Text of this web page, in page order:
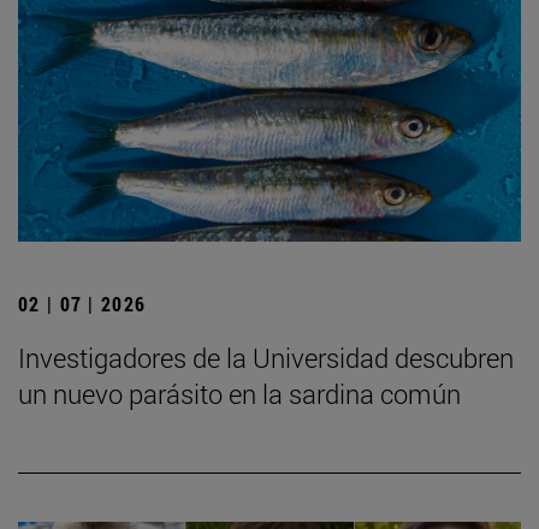
02 | 07 | 2026
Investigadores de la Universidad descubren
un nuevo parásito en la sardina común